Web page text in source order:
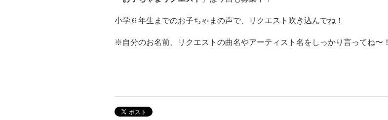
小学６年生までのお子ちゃまの声で、リクエスト吹き込んでね！
※自分のお名前、リクエストの曲名やアーティスト名をしっかり言ってね〜！